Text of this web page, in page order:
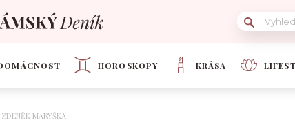
HOROSKOPY KRÁSA
ZDENĚK MARYŠKA